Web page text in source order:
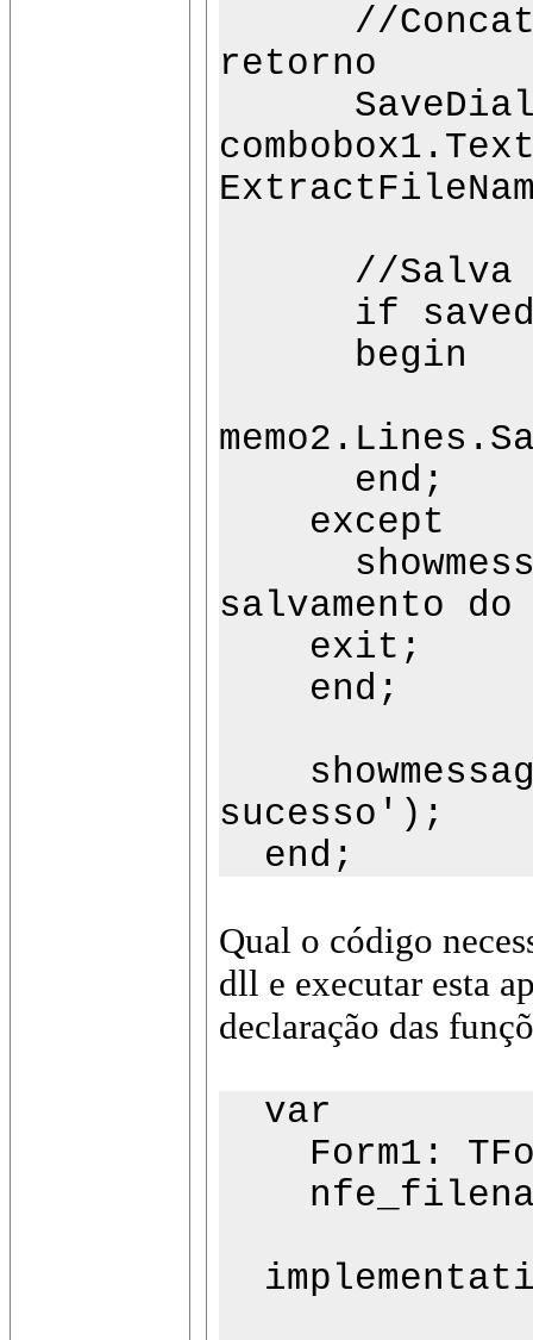
//
retorno
//Salva
if
begin
end;
except
salvamento
exit;
end;
sucesso');
end;
Qual o código
dll e executar esta
declaração das
var
Form1: